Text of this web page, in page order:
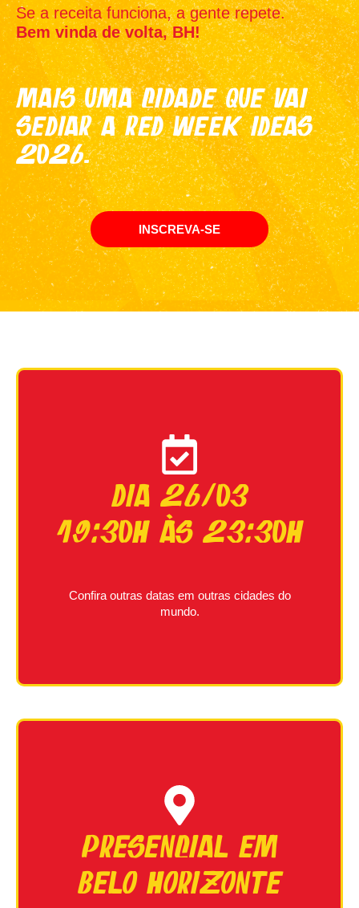
Se a receita funciona, a gente repete.
Bem vinda de volta, BH!
Mais uma cidade que vai
sediar a RED WEEK IDEAS
2026.
INSCREVA-SE
Dia 26/03
19:30h às 23:30h
Confira outras datas em outras cidades do
mundo.
presencial em
Belo Horizonte